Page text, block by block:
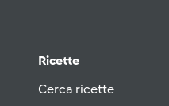
Ricette
Cerca ricette